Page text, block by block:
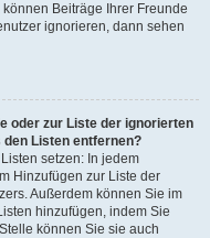
Beiträge Ihrer Freunde
ignorieren, dann sehen
oder zur Liste der ignorierten
den Listen entfernen?
setzen: In jedem
Hinzufügen zur Liste der
Außerdem können Sie im
hinzufügen, indem Sie
können Sie sie auch